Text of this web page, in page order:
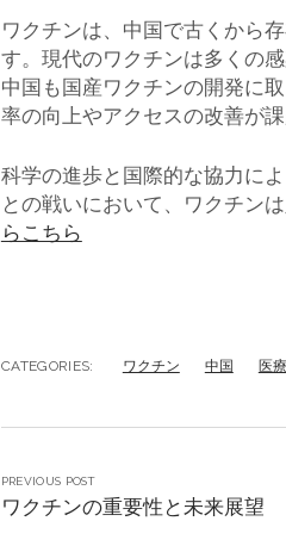
ワクチンは、中国で古くから
す。現代のワクチンは多くの
中国も国産ワクチンの開発に
率の向上やアクセスの改善が
科学の進歩と国際的な協力に
との戦いにおいて、ワクチン
らこちら
CATEGORIES: ワクチン 中国 医療
PREVIOUS POST
ワクチンの重要性と未来展望